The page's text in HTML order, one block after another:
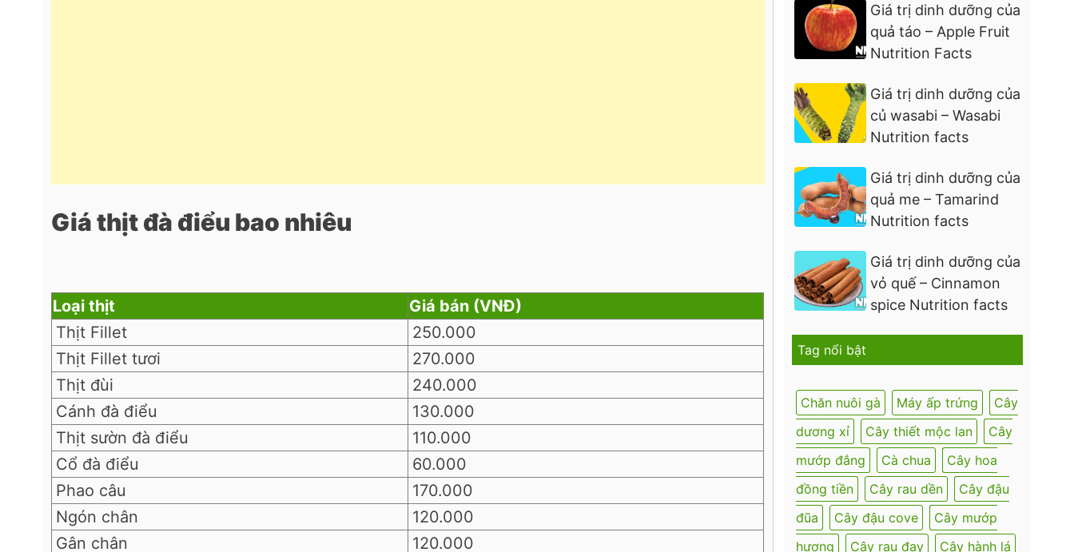
Giá thịt đà điểu bao nhiêu
Loại thịt
Giá bán (VNĐ)
Thịt Fillet
250.000
Thịt Fillet tươi
270.000
Thịt đùi
240.000
Cánh đà điểu
130.000
Thịt sườn đà điểu
110.000
Cổ đà điểu
60.000
Phao câu
170.000
Ngón chân
120.000
Gân chân
120.000
Giá trị dinh dưỡng của
quả táo – Apple Fruit
Nutrition Facts
Giá trị dinh dưỡng của
củ wasabi – Wasabi
Nutrition facts
Giá trị dinh dưỡng của
quả me – Tamarind
Nutrition facts
Giá trị dinh dưỡng của
vỏ quế – Cinnamon
spice Nutrition facts
Tag nổi bật
Chăn nuôi gà Máy ấp trứng
Cây
dương xỉ
Cây thiết mộc lan
Cây
mướp đắng
Cà chua
Cây hoa
đồng tiền
Cây rau dền
Cây đậu
đũa
Cây đậu cove
Cây mướp
hương
Cây rau đay
Cây hành lá